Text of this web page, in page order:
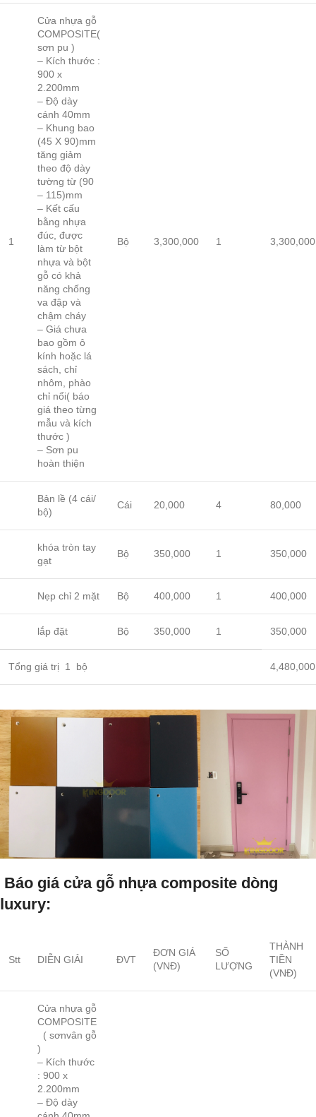
1
Cửa nhựa gỗ
COMPOSITE(
sơn pu )
– Kích thước :
900 x
2.200mm
– Độ dày
cánh 40mm
– Khung bao
(45 X 90)mm
tăng giảm
theo độ dày
tường từ (90
– 115)mm
– Kết cấu
bằng nhựa
đúc, được
làm từ bột
nhựa và bột
gỗ có khả
năng chống
va đập và
chậm cháy
– Giá chưa
bao gồm ô
kính hoặc lá
sách, chỉ
nhôm, phào
chỉ nổi( báo
giá theo từng
mẫu và kích
thước )
– Sơn pu
hoàn thiện
Bộ 3,300,000 1 3,300,000
Bản lề (4 cái/
bộ)
Cái 20,000 4 80,000
khóa tròn tay
gạt
Bộ 350,000 1 350,000
Nẹp chỉ 2 mặt Bộ 400,000 1 400,000
lắp đặt Bộ 350,000 1 350,000
Tổng giá trị 1 bộ 4,480,000
Báo giá cửa gỗ nhựa composite dòng
luxury:
Stt DIỄN GIẢI ĐVT
ĐƠN GIÁ
(VNĐ)
SỐ
LƯỢNG
THÀNH
TIỀN
(VNĐ)
Cửa nhựa gỗ
COMPOSITE
( sơnvân gỗ
)
– Kích thước
: 900 x
2.200mm
– Độ dày